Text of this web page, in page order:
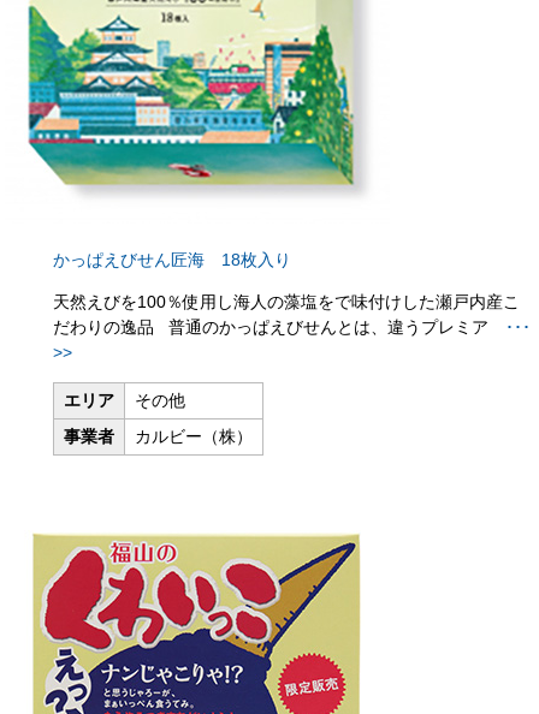
かっぱえびせん匠海 18枚入り
天然えびを100％使用し海人の藻塩をで味付けした瀬戸内産こ
だわりの逸品 普通のかっぱえびせんとは、違うプレミア
･･･
>>
エリア
その他
事業者
カルビー（株）